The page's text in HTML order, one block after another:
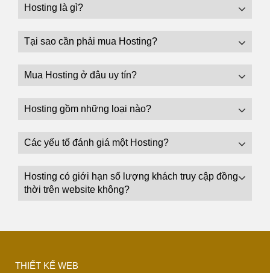
Hosting là gì?
Tại sao cần phải mua Hosting?
Mua Hosting ở đâu uy tín?
Hosting gồm những loại nào?
Các yếu tố đánh giá một Hosting?
Hosting có giới hạn số lượng khách truy cập đồng
thời trên website không?
THIẾT KẾ WEB